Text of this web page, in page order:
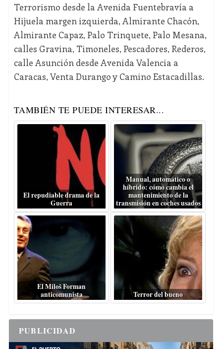
Terrorismo desde la Avenida Fuentebravía a
Hijuela margen izquierda, Almirante Chacón,
Almirante Capaz, Palo Trinquete, Palo Mesana,
calles Gravina, Timoneles, Pescadores, Rederos,
calle Asunción desde Avenida Valencia a
Caracas, Venta Durango y Camino Estacadillas.
TAMBIÉN TE PUEDE INTERESAR...
El repudiable drama de la
Guerra
Manual, automático o
híbrido: cómo cambia el
mantenimiento de la
transmisión en coches usados
El Miloš Forman
anticomunista
Terror del bueno
PUBLICIDAD